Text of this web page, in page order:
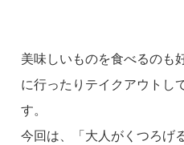
美味しいものを食べるのも
に行ったりテイクアウトし
す。
今回は、「大人がくつろげ